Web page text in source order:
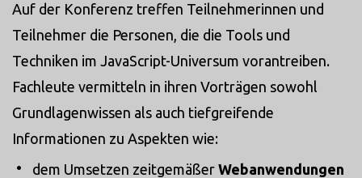
Auf der Konferenz treffen Teilnehmerinnen und
Teilnehmer die Personen, die die Tools und
Techniken im JavaScript-Universum vorantreiben.
Fachleute vermitteln in ihren Vorträgen sowohl
Grundlagenwissen als auch tiefgreifende
Informationen zu Aspekten wie:
dem Umsetzen zeitgemäßer Webanwendungen